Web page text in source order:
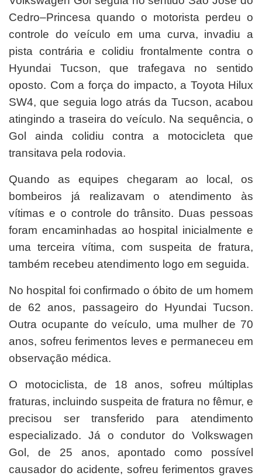
Cedro–Princesa quando o motorista perdeu o
controle do veículo em uma curva, invadiu a
pista contrária e colidiu frontalmente contra o
Hyundai Tucson, que trafegava no sentido
oposto. Com a força do impacto, a Toyota Hilux
SW4, que seguia logo atrás da Tucson, acabou
atingindo a traseira do veículo. Na sequência, o
Gol ainda colidiu contra a motocicleta que
transitava pela rodovia.
Quando as equipes chegaram ao local, os
bombeiros já realizavam o atendimento às
vítimas e o controle do trânsito. Duas pessoas
foram encaminhadas ao hospital inicialmente e
uma terceira vítima, com suspeita de fratura,
também recebeu atendimento logo em seguida.
No hospital foi confirmado o óbito de um homem
de 62 anos, passageiro do Hyundai Tucson.
Outra ocupante do veículo, uma mulher de 70
anos, sofreu ferimentos leves e permaneceu em
observação médica.
O motociclista, de 18 anos, sofreu múltiplas
fraturas, incluindo suspeita de fratura no fêmur, e
precisou ser transferido para atendimento
especializado. Já o condutor do Volkswagen
Gol, de 25 anos, apontado como possível
causador do acidente, sofreu ferimentos graves